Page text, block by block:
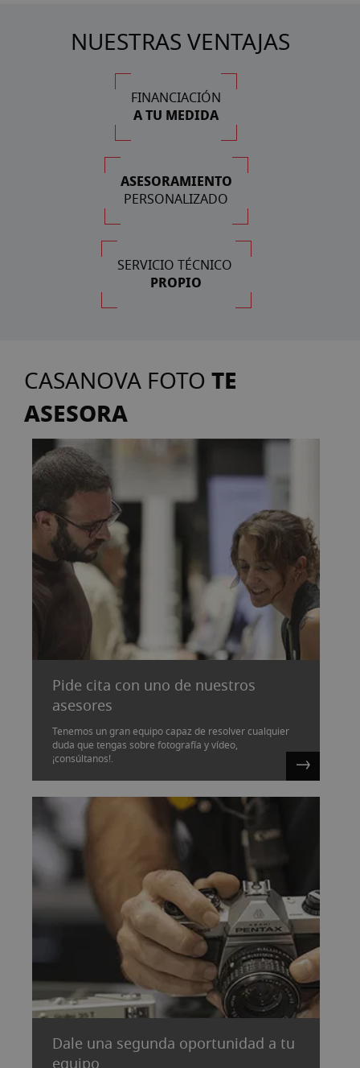
NUESTRAS VENTAJAS
FINANCIACIÓN
A TU MEDIDA
ASESORAMIENTO
PERSONALIZADO
SERVICIO TÉCNICO
PROPIO
CASANOVA FOTO TE
ASESORA
Pide cita con uno de nuestros
asesores
Tenemos un gran equipo capaz de resolver cualquier
duda que tengas sobre fotografía y vídeo,
¡consúltanos!.
Dale una segunda oportunidad a tu